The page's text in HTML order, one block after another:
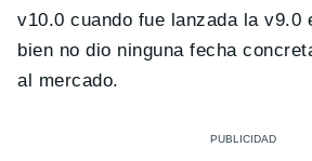
v10.0 cuando fue lanzada la v9.0
bien no dio ninguna fecha
al mercado.